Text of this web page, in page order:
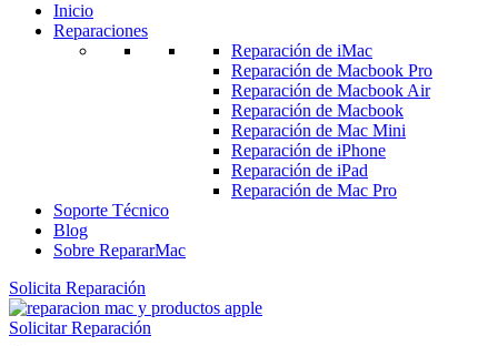
Inicio
Reparaciones
Reparación de iMac
Reparación de Macbook Pro
Reparación de Macbook Air
Reparación de Macbook
Reparación de Mac Mini
Reparación de iPhone
Reparación de iPad
Reparación de Mac Pro
Soporte Técnico
Blog
Sobre RepararMac
Solicita Reparación
Solicitar Reparación